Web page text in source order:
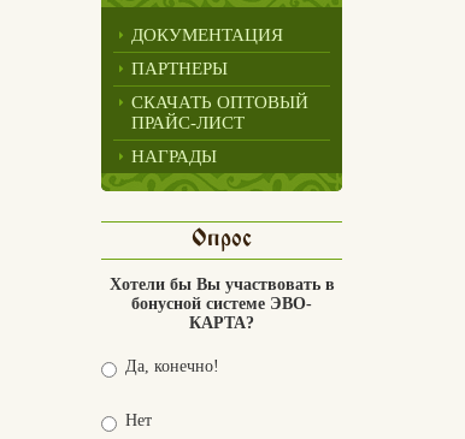
ДОКУМЕНТАЦИЯ
ПАРТНЕРЫ
СКАЧАТЬ ОПТОВЫЙ
ПРАЙС-ЛИСТ
НАГРАДЫ
Опрос
Хотели бы Вы участвовать в
бонусной системе ЭВО-
КАРТА?
Да, конечно!
Нет